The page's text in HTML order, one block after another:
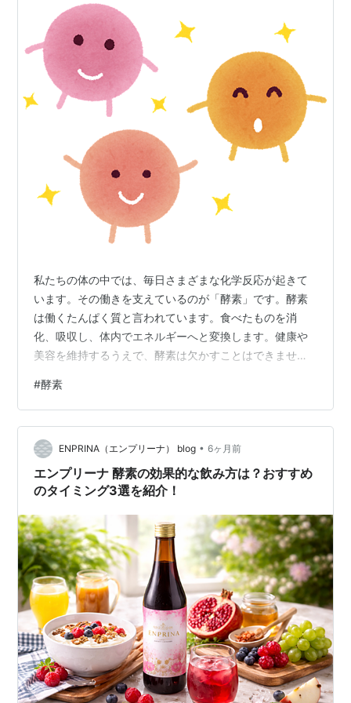
私たちの体の中では、毎日さまざまな化学反応が起きて
います。その働きを支えているのが「酵素」です。酵素
は働くたんぱく質と言われています。食べたものを消
化、吸収し、体内でエネルギーへと変換します。健康や
美容を維持するうえで、酵素は欠かすことはできませ
があります。消化酵素は、炭水化物、たんぱく質、脂質
などの栄養素を分解し、体に吸収しやすい形へ変える働
きをします。一方、代謝酵素は、吸収された栄養を使っ
てエネルギーを生み出したり、細胞の修復や新陳代謝を
促進したりと、生命活動そのものを支えています。 酵素
は体内でも生成されますが、年齢とともに少しずつ低
#酵素
ENPRINA（エンプリーナ） blog • 6ヶ月前
エンプリーナ 酵素の効果的な飲み方は？おすすめ
のタイミング3選を紹介！